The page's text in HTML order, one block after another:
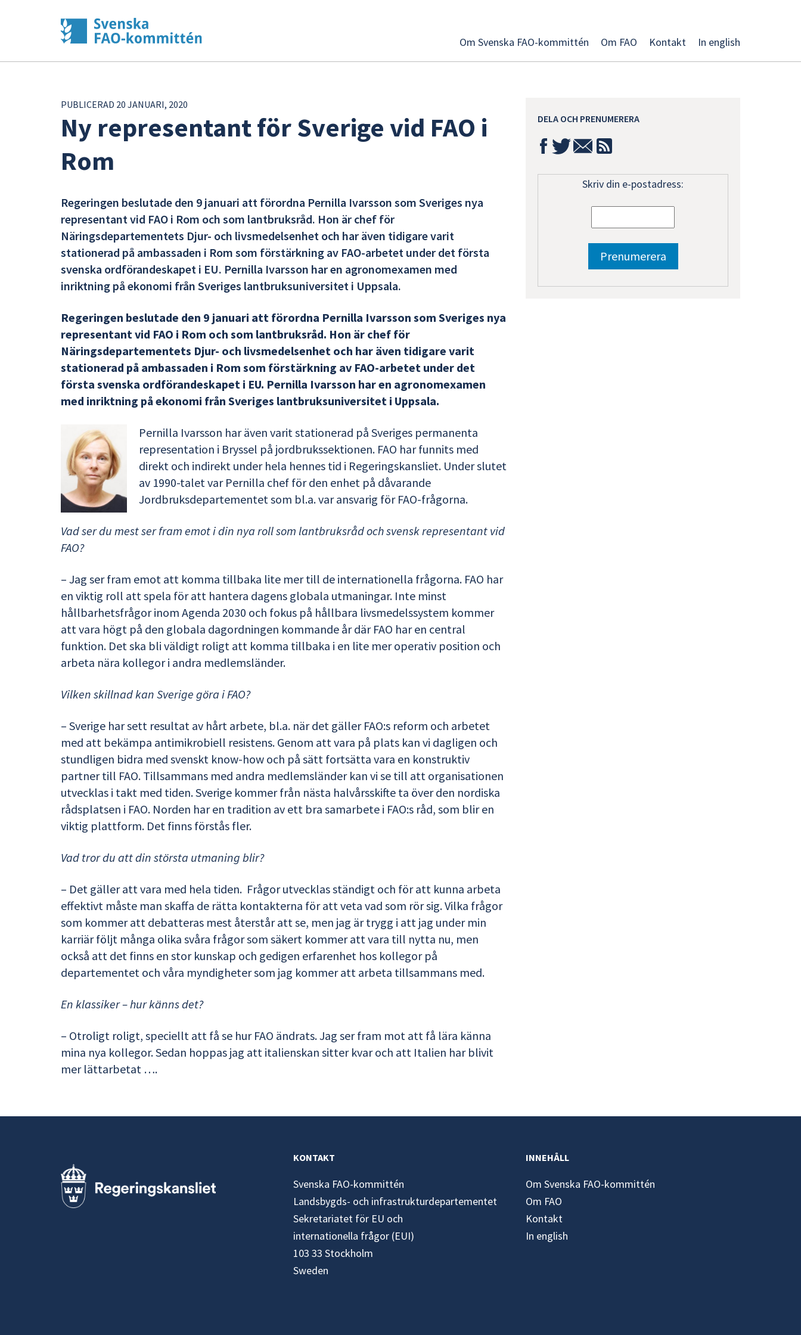
Om Svenska FAO-kommittén Om FAO Kontakt In english
PUBLICERAD 20 JANUARI, 2020
Ny representant för Sverige vid FAO i
Rom
Regeringen beslutade den 9 januari att förordna Pernilla Ivarsson som Sveriges nya
representant vid FAO i Rom och som lantbruksråd. Hon är chef för
Näringsdepartementets Djur- och livsmedelsenhet och har även tidigare varit
stationerad på ambassaden i Rom som förstärkning av FAO-arbetet under det första
svenska ordförandeskapet i EU. Pernilla Ivarsson har en agronomexamen med
inriktning på ekonomi från Sveriges lantbruksuniversitet i Uppsala.
Regeringen beslutade den 9 januari att förordna Pernilla Ivarsson som Sveriges nya
representant vid FAO i Rom och som lantbruksråd. Hon är chef för
Näringsdepartementets Djur- och livsmedelsenhet och har även tidigare varit
stationerad på ambassaden i Rom som förstärkning av FAO-arbetet under det
första svenska ordförandeskapet i EU. Pernilla Ivarsson har en agronomexamen
med inriktning på ekonomi från Sveriges lantbruksuniversitet i Uppsala.
Pernilla Ivarsson har även varit stationerad på Sveriges permanenta
representation i Bryssel på jordbrukssektionen. FAO har funnits med
direkt och indirekt under hela hennes tid i Regeringskansliet. Under slutet
av 1990-talet var Pernilla chef för den enhet på dåvarande
Jordbruksdepartementet som bl.a. var ansvarig för FAO-frågorna.
Vad ser du mest ser fram emot i din nya roll som lantbruksråd och svensk representant vid
FAO?
– Jag ser fram emot att komma tillbaka lite mer till de internationella frågorna. FAO har
en viktig roll att spela för att hantera dagens globala utmaningar. Inte minst
hållbarhetsfrågor inom Agenda 2030 och fokus på hållbara livsmedelssystem kommer
att vara högt på den globala dagordningen kommande år där FAO har en central
funktion. Det ska bli väldigt roligt att komma tillbaka i en lite mer operativ position och
arbeta nära kollegor i andra medlemsländer.
Vilken skillnad kan Sverige göra i FAO?
– Sverige har sett resultat av hårt arbete, bl.a. när det gäller FAO:s reform och arbetet
med att bekämpa antimikrobiell resistens. Genom att vara på plats kan vi dagligen och
stundligen bidra med svenskt know-how och på sätt fortsätta vara en konstruktiv
partner till FAO. Tillsammans med andra medlemsländer kan vi se till att organisationen
utvecklas i takt med tiden. Sverige kommer från nästa halvårsskifte ta över den nordiska
rådsplatsen i FAO. Norden har en tradition av ett bra samarbete i FAO:s råd, som blir en
viktig plattform. Det finns förstås fler.
Vad tror du att din största utmaning blir?
– Det gäller att vara med hela tiden. Frågor utvecklas ständigt och för att kunna arbeta
effektivt måste man skaffa de rätta kontakterna för att veta vad som rör sig. Vilka frågor
som kommer att debatteras mest återstår att se, men jag är trygg i att jag under min
karriär följt många olika svåra frågor som säkert kommer att vara till nytta nu, men
också att det finns en stor kunskap och gedigen erfarenhet hos kollegor på
departementet och våra myndigheter som jag kommer att arbeta tillsammans med.
En klassiker – hur känns det?
– Otroligt roligt, speciellt att få se hur FAO ändrats. Jag ser fram mot att få lära känna
mina nya kollegor. Sedan hoppas jag att italienskan sitter kvar och att Italien har blivit
mer lättarbetat ….
DELA OCH PRENUMERERA
Skriv din e-postadress:
KONTAKT
Svenska FAO-kommittén
Landsbygds- och infrastrukturdepartementet
Sekretariatet för EU och
internationella frågor (EUI)
103 33 Stockholm
Sweden
INNEHÅLL
Om Svenska FAO-kommittén
Om FAO
Kontakt
In english